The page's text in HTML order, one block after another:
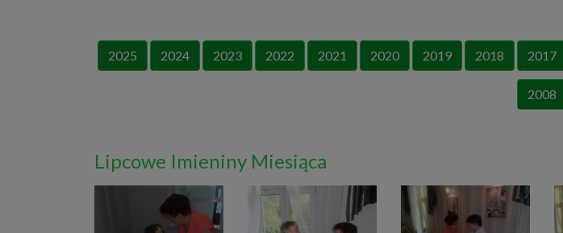
2025 2024 2023 2022 2021 2020 2019 2018 2017
2008
Lipcowe Imieniny Miesiąca